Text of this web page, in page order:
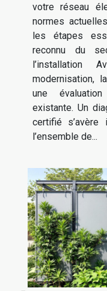
votre réseau
normes
les étapes
reconnu du
l’installation
modernisation,
une
existante. Un
certifié s’avère
l’ensemble de...